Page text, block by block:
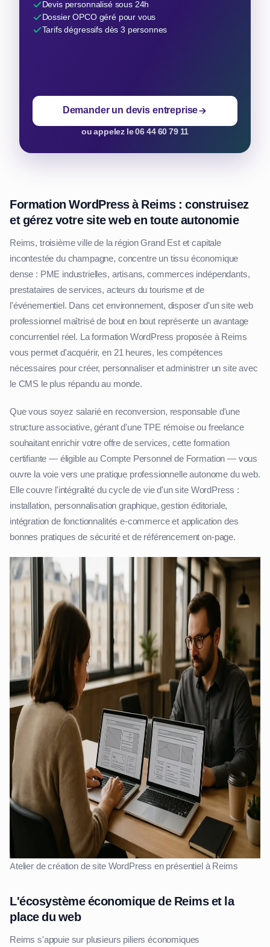
Devis personnalisé sous 24h
Dossier OPCO géré pour vous
Tarifs dégressifs dès 3 personnes
Demander un devis entreprise
ou appelez le 06 44 60 79 11
Formation WordPress à Reims : construisez
et gérez votre site web en toute autonomie
Reims, troisième ville de la région Grand Est et capitale
incontestée du champagne, concentre un tissu économique
dense : PME industrielles, artisans, commerces indépendants,
prestataires de services, acteurs du tourisme et de
l'événementiel. Dans cet environnement, disposer d'un site web
professionnel maîtrisé de bout en bout représente un avantage
concurrentiel réel. La formation WordPress proposée à Reims
vous permet d'acquérir, en 21 heures, les compétences
nécessaires pour créer, personnaliser et administrer un site avec
le CMS le plus répandu au monde.
Que vous soyez salarié en reconversion, responsable d'une
structure associative, gérant d'une TPE rémoise ou freelance
souhaitant enrichir votre offre de services, cette formation
certifiante — éligible au Compte Personnel de Formation — vous
ouvre la voie vers une pratique professionnelle autonome du web.
Elle couvre l'intégralité du cycle de vie d'un site WordPress :
installation, personnalisation graphique, gestion éditoriale,
intégration de fonctionnalités e-commerce et application des
bonnes pratiques de sécurité et de référencement on-page.
Atelier de création de site WordPress en présentiel à Reims
L'écosystème économique de Reims et la
place du web
Reims s'appuie sur plusieurs piliers économiques